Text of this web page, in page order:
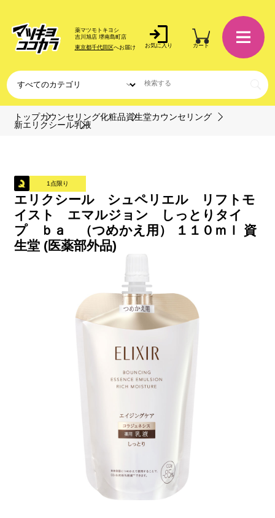
薬マツモトキヨシ
吉川旭店 堺南島町店
東京都千代田区へお届け お気に入り カート
トップカウンセリング化粧品資生堂カウンセリング
新エリクシール乳液
1点限り
エリクシール シュペリエル リフトモ
イスト エマルジョン しっとりタイ
プ ｂａ （つめかえ用） １１０ｍｌ 資
生堂 (医薬部外品)